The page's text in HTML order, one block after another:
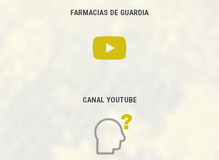
FARMACIAS DE GUARDIA
CANAL YOUTUBE